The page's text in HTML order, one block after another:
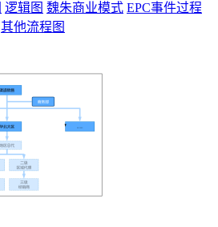
逻辑图 魏朱商业模式 EPC事件过程
其他流程图